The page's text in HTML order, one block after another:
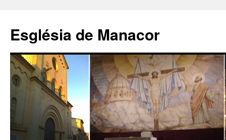
contenido
Església de Manacor